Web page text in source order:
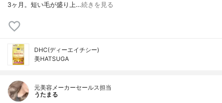
3ヶ月。短い毛が盛り上…続きを見る
DHC(ディーエイチシー)
美HATSUGA
元美容メーカーセールス担当
うたまる